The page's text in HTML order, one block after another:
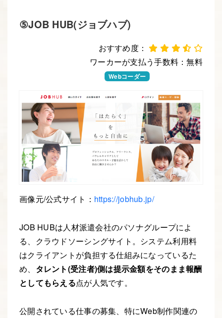
⑤JOB HUB(ジョブハブ)
おすすめ度：
ワーカーが支払う手数料：無料
Webコーダー
画像元/公式サイト： https://jobhub.jp/
JOB HUBは人材派遣会社のパソナグループによ
る、クラウドソーシングサイト。システム利用料
はクライアントが負担する仕組みになっているた
め、 タレント(受注者)側は提示金額をそのまま報酬
としてもらえる点が人気です。
公開されている仕事の募集、特にWeb制作関連の